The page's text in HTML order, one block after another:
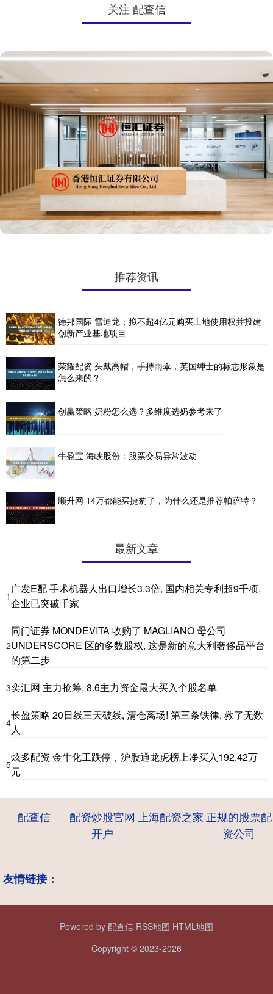
关注 配查信
推荐资讯
德邦国际 雪迪龙：拟不超4亿元购买土地使用权并投建
创新产业基地项目
荣耀配资 头戴高帽，手持雨伞，英国绅士的标志形象是
怎么来的？
创赢策略 奶粉怎么选？多维度选奶参考来了
牛盈宝 海峡股份：股票交易异常波动
顺升网 14万都能买捷豹了，为什么还是推荐帕萨特？
最新文章
1
广发E配 手术机器人出口增长3.3倍, 国内相关专利超9千项,
企业已突破千家
2
同门证券 MONDEVITA 收购了 MAGLIANO 母公司
UNDERSCORE 区的多数股权, 这是新的意大利奢侈品平台
的第二步
3奕汇网 主力抢筹, 8.6主力资金最大买入个股名单
4
长盈策略 20日线三天破线, 清仓离场! 第三条铁律, 救了无数
人
5
炫多配资 金牛化工跌停，沪股通龙虎榜上净买入192.42万
元
配查信
配资炒股官网
开户
上海配资之家 正规的股票配
资公司
友情链接：
Powered by 配查信 RSS地图 HTML地图
Copyright © 2023-2026